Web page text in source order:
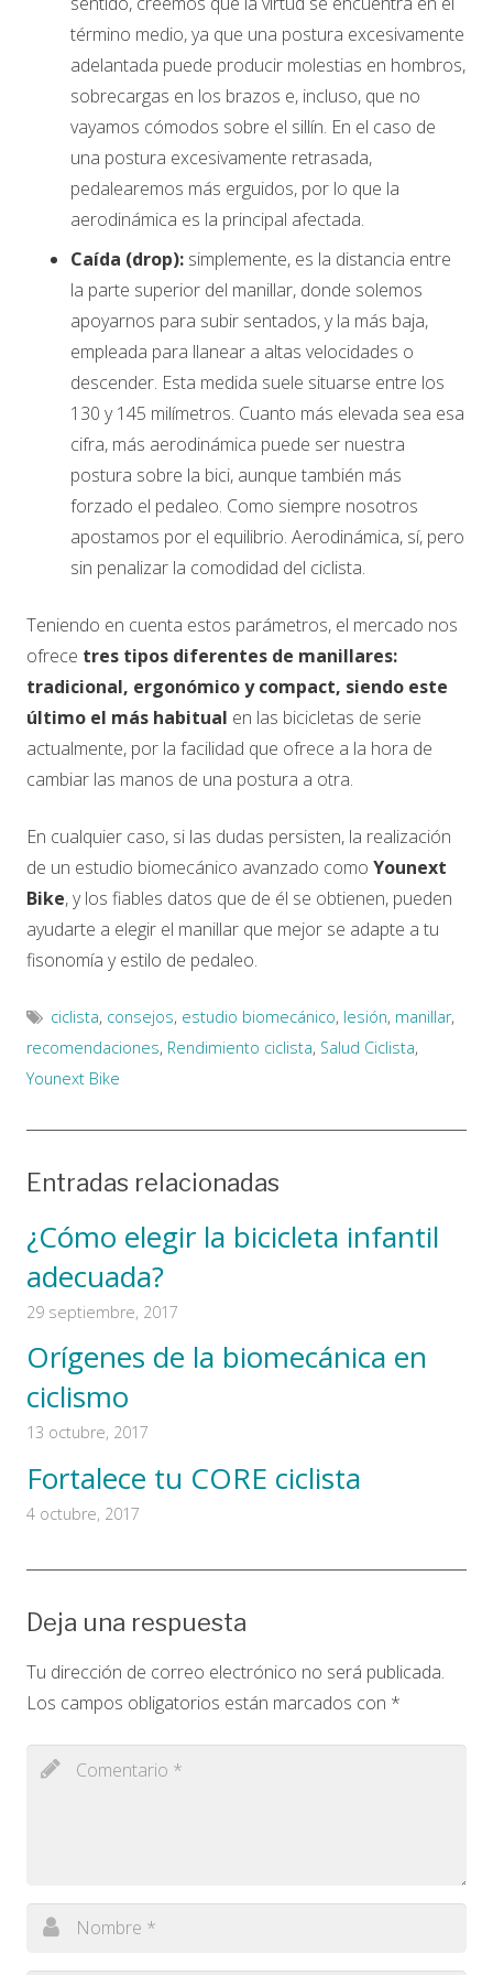
término medio, ya que una postura excesivamente
adelantada puede producir molestias en hombros,
sobrecargas en los brazos e, incluso, que no
vayamos cómodos sobre el sillín. En el caso de
una postura excesivamente retrasada,
pedalearemos más erguidos, por lo que la
aerodinámica es la principal afectada.
Caída (drop): simplemente, es la distancia entre
la parte superior del manillar, donde solemos
apoyarnos para subir sentados, y la más baja,
empleada para llanear a altas velocidades o
descender. Esta medida suele situarse entre los
130 y 145 milímetros. Cuanto más elevada sea esa
cifra, más aerodinámica puede ser nuestra
postura sobre la bici, aunque también más
forzado el pedaleo. Como siempre nosotros
apostamos por el equilibrio. Aerodinámica, sí, pero
sin penalizar la comodidad del ciclista.
Teniendo en cuenta estos parámetros, el mercado nos
ofrece tres tipos diferentes de manillares:
tradicional, ergonómico y compact, siendo este
último el más habitual en las bicicletas de serie
actualmente, por la facilidad que ofrece a la hora de
cambiar las manos de una postura a otra.
En cualquier caso, si las dudas persisten, la realización
de un estudio biomecánico avanzado como Younext
Bike, y los fiables datos que de él se obtienen, pueden
ayudarte a elegir el manillar que mejor se adapte a tu
fisonomía y estilo de pedaleo.
ciclista, consejos, estudio biomecánico, lesión, manillar,
recomendaciones, Rendimiento ciclista, Salud Ciclista,
Younext Bike
Entradas relacionadas
¿Cómo elegir la bicicleta infantil
adecuada?
29 septiembre, 2017
Orígenes de la biomecánica en
ciclismo
13 octubre, 2017
Fortalece tu CORE ciclista
4 octubre, 2017
Deja una respuesta
Tu dirección de correo electrónico no será publicada.
Los campos obligatorios están marcados con *